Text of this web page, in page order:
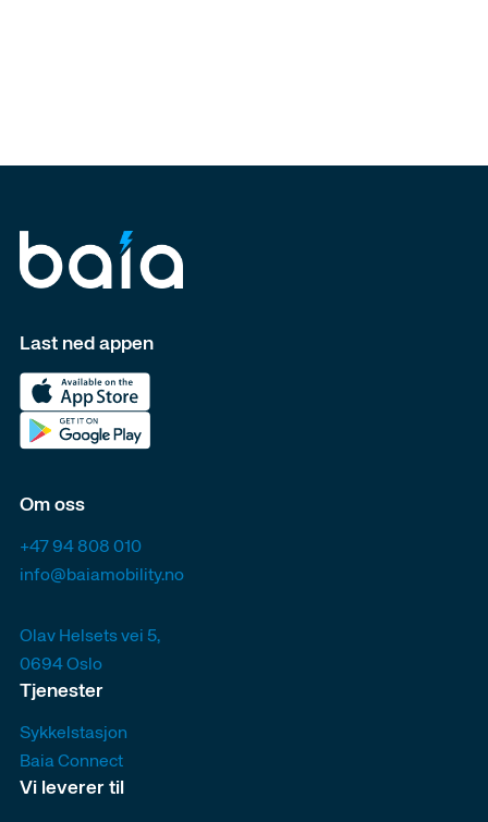
Last ned appen
Om oss
+47 94 808 010
info@baiamobility.no
Olav Helsets vei 5,
0694 Oslo
Tjenester
Sykkelstasjon
Baia Connect
Vi leverer til